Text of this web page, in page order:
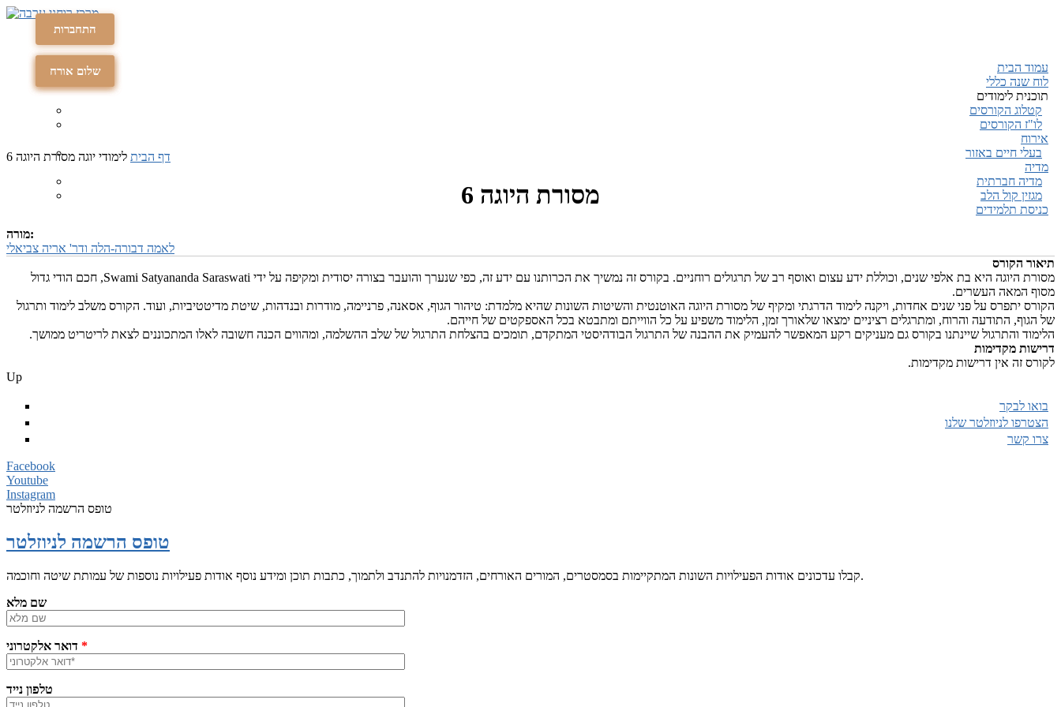
תרומה
התחברות
עמוד הבית
לוח שנה כללי
תוכנית לימודים
קטלוג הקורסים
לו"ז הקורסים
אירוח
בעלי חיים באזור
מדיה
מדיה חברתית
מגזין קול הלב
כניסת תלמידים
דף הבית לימודי יוגה מסורת היוגה 6
מסורת היוגה 6
מורה:
לאמה דבורה-הלה ודר' אריה צביאלי
תיאור הקורס
מסורת היוגה היא בת אלפי שנים, וכוללת ידע עצום ואוסף רב של תרגולים רוחניים. בקורס זה נמשיך את הכרותנו עם ידע זה, כפי שנערך והועבר בצורה יסודית ומקיפה על ידי Swami Satyananda Saraswati, חכם הודי גדול
מסוף המאה העשרים.
הקורס יתפרס על פני שנים אחדות, ויקנה לימוד הדרגתי ומקיף של מסורת היוגה האוטנטית והשיטות השונות שהיא מלמדת: טיהור הגוף, אסאנה, פרניימה, מודרות ובנדהות, שיטת מדיטטיביות, ועוד. הקורס משלב לימוד ותרגול
של הגוף, התודעה והרוח, ומתרגלים רציניים ימצאו שלאורך זמן, הלימוד משפיע על כל הווייתם ומתבטא בכל האספקטים של חייהם.
הלימוד והתרגול שיינתנו בקורס גם מעניקים רקע המאפשר להעמיק את ההבנה של התרגול הבודהיסטי המתקדם, תומכים בהצלחת התרגול של שלב ההשלמה, ומהווים הכנה חשובה לאלו המתכוננים לצאת לריטריט ממושך.
דרישות מקדימות
לקורס זה אין דרישות מקדימות.
Up
בואו לבקר
הצטרפו לניוזלטר שלנו
צרו קשר
תרומה
Facebook
Youtube
Instagram
שלום אורח
טופס הרשמה לניוזלטר
טופס הרשמה לניוזלטר
קבלו עדכונים אודות הפעילויות השונות המתקיימות בסמסטרים, המורים האורחים, הזדמנויות להתנדב ולתמוך, כתבות תוכן ומידע נוסף אודות פעילויות נוספות של עמותת שיטה וחוכמה.
שם מלא
*
טלפון נייד